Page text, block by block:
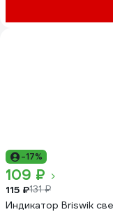
-17%
109 ₽
115 ₽131 ₽
Индикатор Briswik